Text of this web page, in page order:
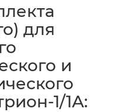
для
и
1/1А: